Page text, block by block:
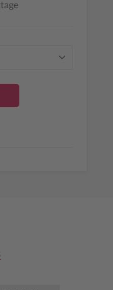
Anzahl: Gib